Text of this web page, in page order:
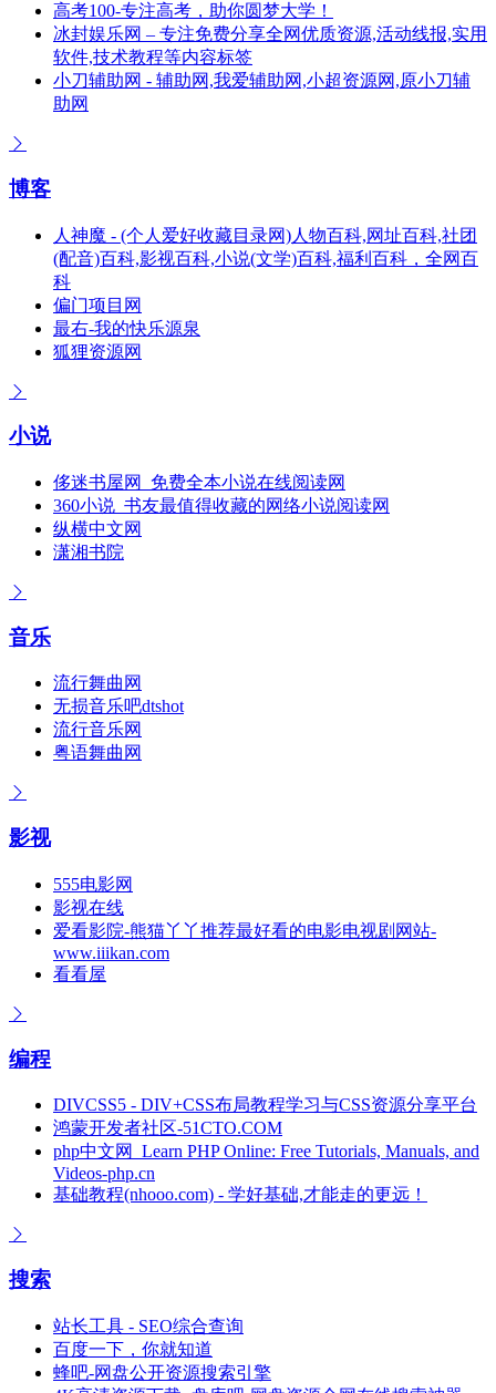
高考100-专注高考，助你圆梦大学！
冰封娱乐网 – 专注免费分享全网优质资源,活动线报,实用
软件,技术教程等内容标签
小刀辅助网 - 辅助网,我爱辅助网,小超资源网,原小刀辅
助网
博客
人神魔 - (个人爱好收藏目录网)人物百科,网址百科,社团
(配音)百科,影视百科,小说(文学)百科,福利百科，全网百
科
偏门项目网
最右-我的快乐源泉
狐狸资源网
小说
侈迷书屋网_免费全本小说在线阅读网
360小说_书友最值得收藏的网络小说阅读网
纵横中文网
潇湘书院
音乐
流行舞曲网
无损音乐吧dtshot
流行音乐网
粤语舞曲网
影视
555电影网
影视在线
爱看影院-熊猫丫丫推荐最好看的电影电视剧网站-
www.iiikan.com
看看屋
编程
DIVCSS5 - DIV+CSS布局教程学习与CSS资源分享平台
鸿蒙开发者社区-51CTO.COM
php中文网_Learn PHP Online: Free Tutorials, Manuals, and
Videos-php.cn
基础教程(nhooo.com) - 学好基础,才能走的更远！
搜索
站长工具 - SEO综合查询
百度一下，你就知道
蜂吧-网盘公开资源搜索引擎